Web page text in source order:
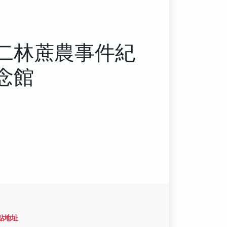
林蔗農事件紀
館
地址